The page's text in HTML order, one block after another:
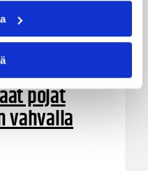
pojat
vahvalla